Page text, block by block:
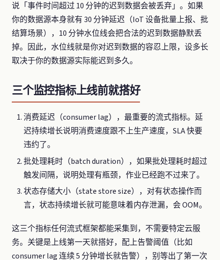
说「事件时间超过 10 分钟的迟到数据会被丢弃」。如果
你的数据源本身就有 30 分钟延迟（IoT 设备批量上报、批
结算场景），10 分钟水位线会把合法的迟到数据静默丢
掉。因此，水位线就是你对迟到数据的容忍上限，设多长
取决于你的数据源实际能迟到多久。
三个监控指标上线前就搭好
消费延迟（consumer lag），最重要的流式指标。延
迟持续增长说明消费速度跟不上生产速度，SLA 快要
违约了。
批处理耗时（batch duration），如果批处理耗时超过
触发间隔，说明处理有瓶颈，作业已经跑不过来了。
状态存储大小（state store size），对有状态操作而
言，状态持续增长就可能意味着内存泄漏，会 OOM。
这三个指标任何流式框架都能采集到，不需要特定云服
务。关键是上线第一天就搭好，配上告警阈值（比如
consumer lag 连续 5 分钟增长就告警），别等出了第一次